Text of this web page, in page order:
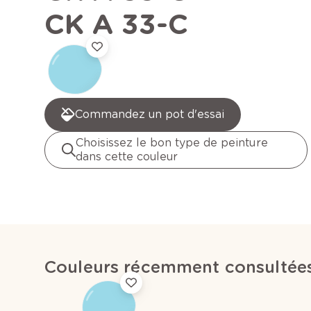
CK A 33-C
Commandez un pot d'essai
Choisissez le bon type de peinture
dans cette couleur
Couleurs récemment